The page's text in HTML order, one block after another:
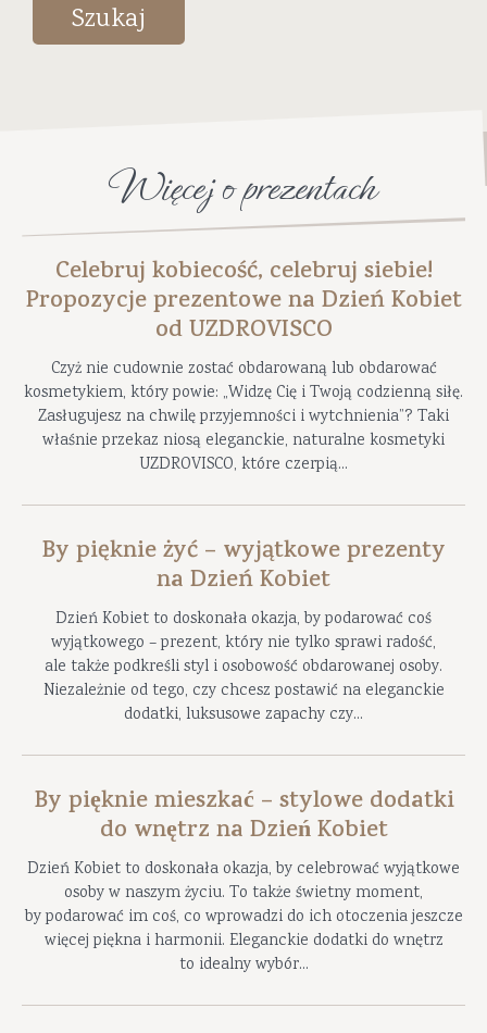
Szukaj
Więcej o prezentach
Celebruj kobiecość, celebruj siebie!
Propozycje prezentowe na Dzień Kobiet
od UZDROVISCO
Czyż nie cudownie zostać obdarowaną lub obdarować
kosmetykiem, który powie: „Widzę Cię i Twoją codzienną siłę.
Zasługujesz na chwilę przyjemności i wytchnienia”? Taki
właśnie przekaz niosą eleganckie, naturalne kosmetyki
UZDROVISCO, które czerpią...
By pięknie żyć – wyjątkowe prezenty
na Dzień Kobiet
Dzień Kobiet to doskonała okazja, by podarować coś
wyjątkowego – prezent, który nie tylko sprawi radość,
ale także podkreśli styl i osobowość obdarowanej osoby.
Niezależnie od tego, czy chcesz postawić na eleganckie
dodatki, luksusowe zapachy czy...
By pięknie mieszkać – stylowe dodatki
do wnętrz na Dzień Kobiet
Dzień Kobiet to doskonała okazja, by celebrować wyjątkowe
osoby w naszym życiu. To także świetny moment,
by podarować im coś, co wprowadzi do ich otoczenia jeszcze
więcej piękna i harmonii. Eleganckie dodatki do wnętrz
to idealny wybór...